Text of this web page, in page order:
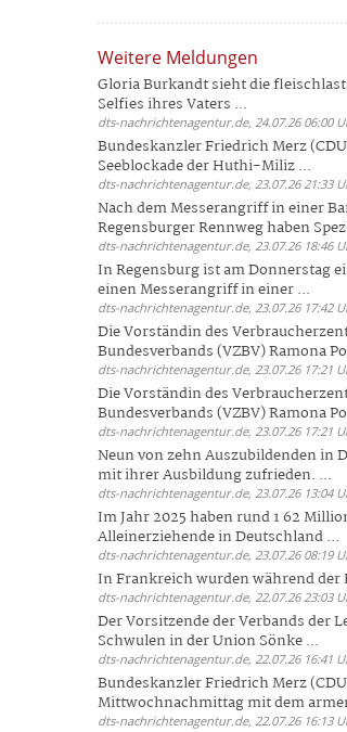
Weitere Meldungen
Gloria Burkandt sieht die
Selfies ihres Vaters ...
dts-nachrichtenagentur.de, 24.07.26 06:00
Bundeskanzler Friedrich Merz
Seeblockade der Huthi-Miliz ...
dts-nachrichtenagentur.de, 23.07.26 21:33
Nach dem Messerangriff in einer
Regensburger Rennweg haben
dts-nachrichtenagentur.de, 23.07.26 18:46
In Regensburg ist am Donnerstag
einen Messerangriff in einer ...
dts-nachrichtenagentur.de, 23.07.26 17:42
Die Vorständin des
Bundesverbands (VZBV) Ramona
dts-nachrichtenagentur.de, 23.07.26 17:21
Die Vorständin des
Bundesverbands (VZBV) Ramona
dts-nachrichtenagentur.de, 23.07.26 17:21
Neun von zehn Auszubildenden in
mit ihrer Ausbildung zufrieden. ...
dts-nachrichtenagentur.de, 23.07.26 13:04
Im Jahr 2025 haben rund 1 62
Alleinerziehende in Deutschland ...
dts-nachrichtenagentur.de, 23.07.26 08:19
In Frankreich wurden während der
dts-nachrichtenagentur.de, 22.07.26 23:03
Der Vorsitzende der Verbands der
Schwulen in der Union Sönke ...
dts-nachrichtenagentur.de, 22.07.26 16:41
Bundeskanzler Friedrich Merz
Mittwochnachmittag mit dem
dts-nachrichtenagentur.de, 22.07.26 16:13